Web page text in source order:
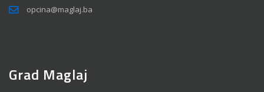
opcina@maglaj.ba
Grad Maglaj